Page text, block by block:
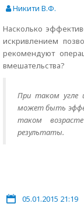
Никити В.Ф.
Насколько
искривлением
рекомендуют
вмешательства?
При таком угле
может быть
таком
результаты.
05.01.2015 21:19